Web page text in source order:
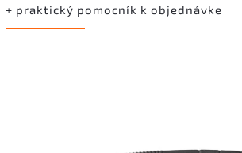
+ praktický pomocník k objednávke